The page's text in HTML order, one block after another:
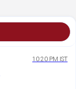
10:20 PM IST